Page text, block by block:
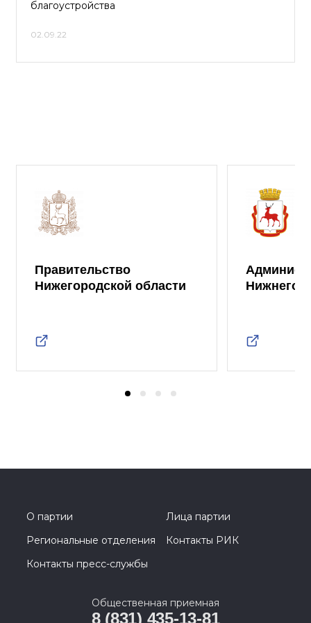
благоустройства
02.09.22
Правительство
Нижегородской области
Нижнего
О партии
Лица партии
Региональные отделения
Контакты РИК
Контакты пресс-службы
Общественная приемная
8 (831) 435-13-81